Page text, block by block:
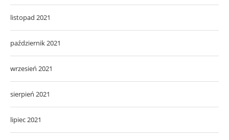
listopad 2021
październik 2021
wrzesień 2021
sierpień 2021
lipiec 2021